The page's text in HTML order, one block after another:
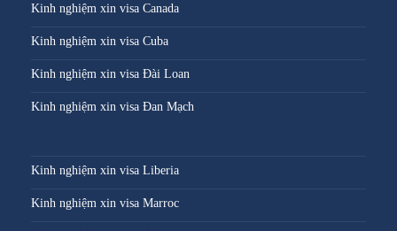
Kinh nghiệm xin visa Canada
Kinh nghiệm xin visa Cuba
Kinh nghiệm xin visa Đài Loan
Kinh nghiệm xin visa Đan Mạch
Kinh nghiệm xin visa Liberia
Kinh nghiệm xin visa Marroc